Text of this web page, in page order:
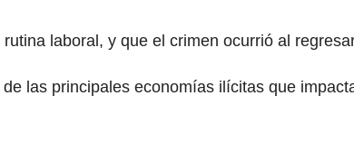
laboral, y que el crimen ocurrió al
las principales economías ilícitas que